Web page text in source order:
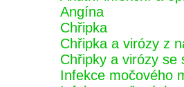
Angína
Chřipka
Chřipka a virózy z
Chřipky a virózy se
Infekce močového